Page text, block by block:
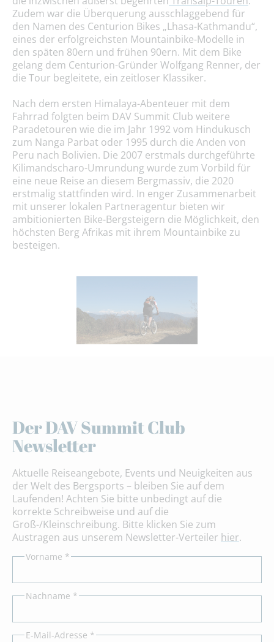
Zudem war die Überquerung ausschlaggebend für
den Namen des Centurion Bikes „Lhasa-Kathmandu“,
eines der erfolgreichsten Mountainbike-Modelle in
den späten 80ern und frühen 90ern. Mit dem Bike
gelang dem Centurion-Gründer Wolfgang Renner, der
die Tour begleitete, ein zeitloser Klassiker.
Nach dem ersten Himalaya-Abenteuer mit dem
Fahrrad folgten beim DAV Summit Club weitere
Paradetouren wie die im Jahr 1992 vom Hindukusch
zum Nanga Parbat oder 1995 durch die Anden von
Peru nach Bolivien. Die 2007 erstmals durchgeführte
Kilimandscharo-Umrundung wurde zum Vorbild für
eine neue Reise an diesem Bergmassiv, die 2020
erstmalig stattfinden wird. In enger Zusammenarbeit
mit unserer lokalen Partneragentur bieten wir
ambitionierten Bike-Bergsteigern die Möglichkeit, den
höchsten Berg Afrikas mit ihrem Mountainbike zu
besteigen.
Der DAV Summit Club
Newsletter
Aktuelle Reiseangebote, Events und Neuigkeiten aus
der Welt des Bergsports – bleiben Sie auf dem
Laufenden! Achten Sie bitte unbedingt auf die
korrekte Schreibweise und auf die
Groß-/Kleinschreibung. Bitte klicken Sie zum
Austragen aus unserem Newsletter-Verteiler hier.
Vorname *
Nachname *
E-Mail-Adresse *